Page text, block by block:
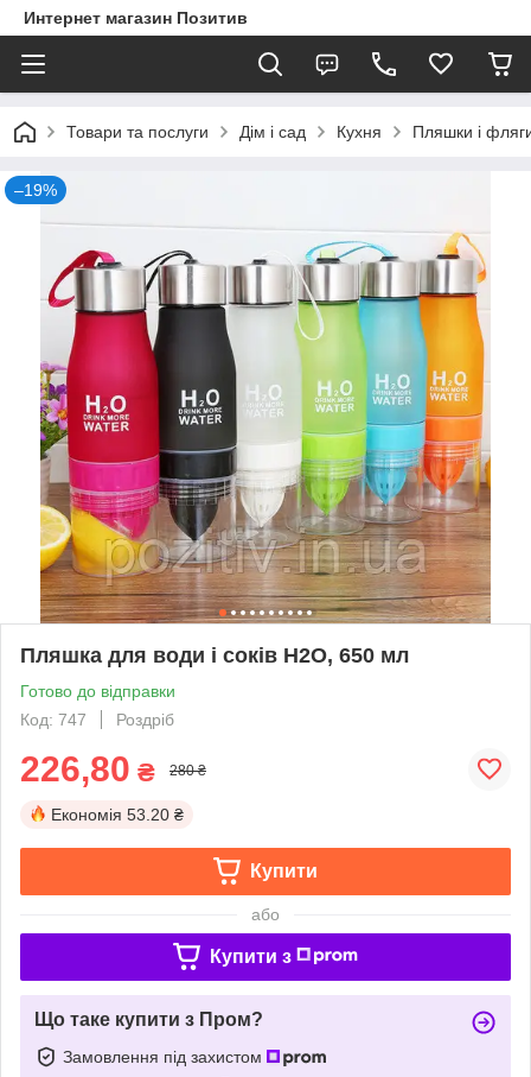
Интернет магазин Позитив
Товари та послуги Дім і сад Кухня Пляшки і
–19%
Пляшка для води і соків H2O, 650 мл
Готово до відправки
Код: 747
Роздріб
226,80 ₴ 280 ₴
Економія 53.20 ₴
Купити
або
Купити з
Що таке купити з Пром?
Замовлення під захистом